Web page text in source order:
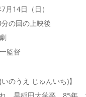
月14日（日）
の回の上映後
監督
のうえ じゅんいち)】